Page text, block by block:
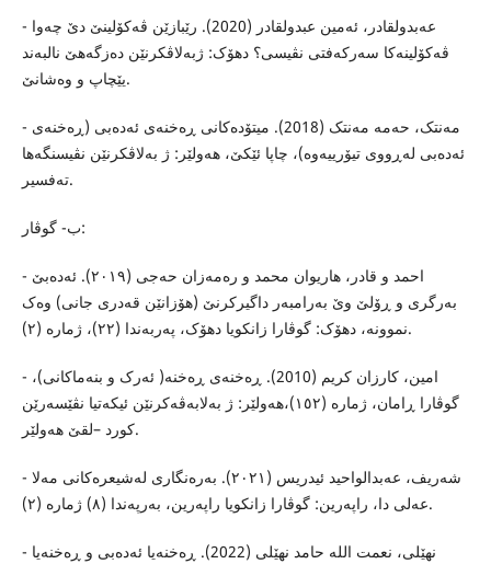
- عەبدولقادر، ئەمین عبدولقادر (2020). رێبازێن ڤەکۆلینێ دێ چەوا
ڤەکۆلینەکا سەرکەفتى نڤیسى؟ دهۆک: ژبەلاڤکرنێن دەزگەهێ نالبەند
یێچاپ و وەشانێ.
- مەنتک، حەمە مەنتک (2018). میتۆدەکانى ڕەخنەى ئەدەبى (ڕەخنەى
ئەدەبى لەڕووى تیۆرییەوە)، چاپا ئێکێ، هەولێر: ژ بەلاڤکرنێن نڤیسنگەها
تەفسیر.
ب- گوڤار:
- احمد و قادر، هاریوان محمد و رەمەزان حەجى (٢٠١٩). ئەدەبێ
بەرگرى و ڕۆلێ وێ بەرامبەر داگیرکرنێ (هۆزانێن قەدرى جانى) وەک
نموونە، دهۆک: گوڤارا زانکویا دهۆک، پەربەندا (٢٢)، ژمارە (٢).
- امين، كارزان كريم (2010). ڕەخنەى ڕەخنە( ئەرک و بنەماکانى)،
گوڤارا ڕامان، ژمارە (١٥٢)،هەولێر: ژ بەلابەڤەکرنێن ئیکەتیا نڤێسەرێن
کورد –لقێ هەولێر.
- شەریف، عەبدالواحید ئیدریس (٢٠٢١). بەرەنگارى لەشیعرەکانى مەلا
عەلى دا، راپەرین: گوڤارا زانکویا راپەرین، بەرپەندا (٨) ژمارە (٢).
- نهێلى، نعمت اللە حامد نهێلى (2022). ڕەخنەیا ئەدەبى و ڕەخنەیا